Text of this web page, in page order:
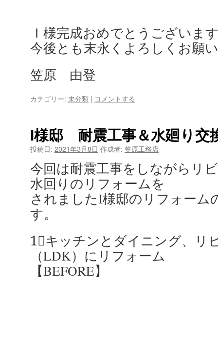
Ｉ様完成おめでとうございま
今後とも末永くよろしくお願
笠原 由登
カテゴリー: 未分類 | コメントする
I様邸 耐震工事＆水廻り交
投稿日: 2021年3月8日 作成者: 笠原工務店
今回は耐震工事をしながらリ
水回りのリフォームを
されましたI様邸のリフォーム
す。
1⃣キッチンとダイニング、リ
（LDK）にリフォーム
【BEFORE】